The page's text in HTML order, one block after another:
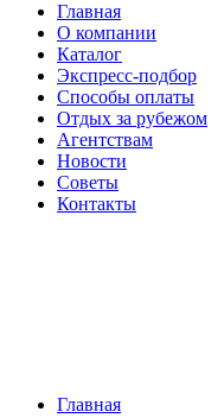
Главная
О компании
Каталог
Экспресс-подбор
Способы оплаты
Отдых за рубежом
Агентствам
Новости
Советы
Контакты
Главная